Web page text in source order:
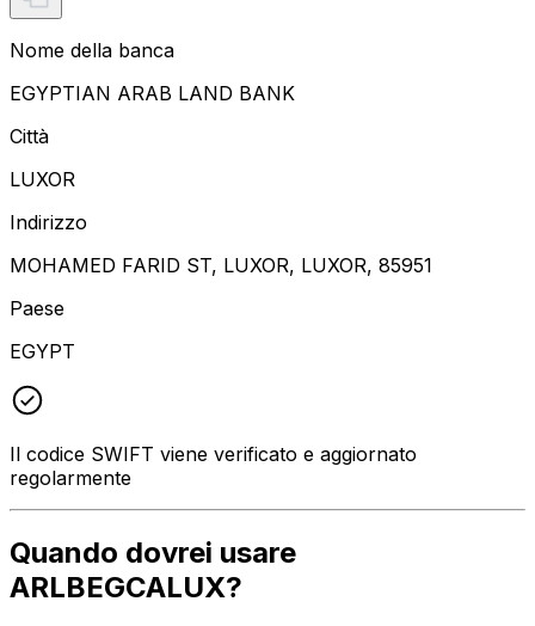
Nome della banca
EGYPTIAN ARAB LAND BANK
Città
LUXOR
Indirizzo
MOHAMED FARID ST, LUXOR, LUXOR, 85951
Paese
EGYPT
Il codice SWIFT viene verificato e aggiornato
regolarmente
Quando dovrei usare
ARLBEGCALUX?